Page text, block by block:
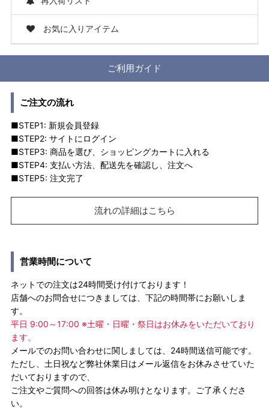
お気に入りアイテム
ご利用ガイド
ご注文の流れ
■STEP1: 新規会員登録
■STEP2: サイトにログイン
■STEP3: 商品を選び、ショッピングカートに入れる
■STEP4: 支払い方法、配送先を確認し、注文へ
■STEP5: 注文完了
流れの詳細はこちら
営業時間について
ネットでの注文は24時間受け付けております！
店舗へのお問合せにつきましては、下記の時間帯にお願いしま
す。
平日 9:00～17:00 ※土曜・日曜・祭日はお休みをいただいており
ます。
メールでのお問い合わせに関しましては、24時間送信可能です。
ただし、土日祝など弊社休業日はメール返信をお休みさせていた
だいておりますので、
ご注文やご質問への回答は休み明けとなります。ご了承くださ
い。